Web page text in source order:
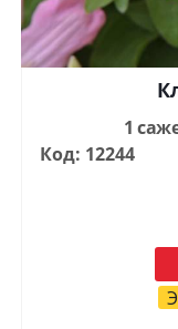
1
Код: 12244